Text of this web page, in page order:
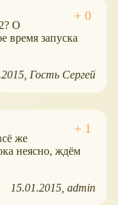
О
время запуска
Гость Сергей
же
неясно, ждём
15.01.2015 admin